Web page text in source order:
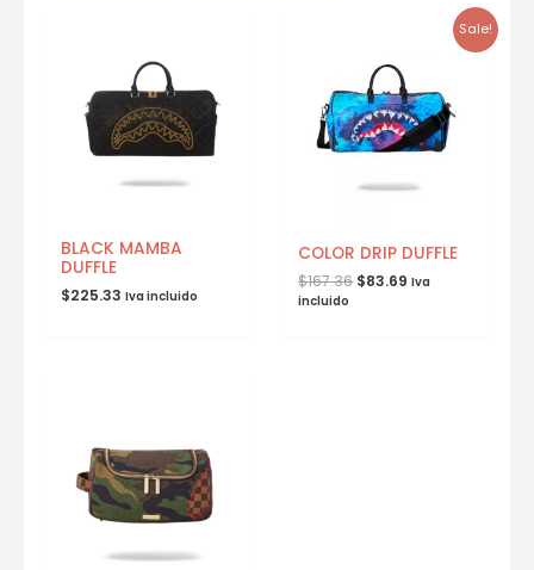
BLACK MAMBA
DUFFLE
$225.33 Iva incluido
Sale!
COLOR DRIP DUFFLE
$167.36 $83.69 Iva
incluido